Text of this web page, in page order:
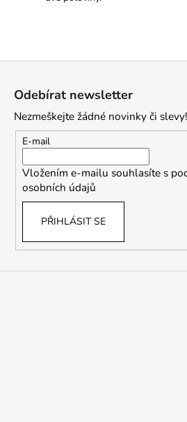
Odebírat newsletter
Nezmeškejte žádné novinky či slevy!
E-mail
Vložením e-mailu souhlasíte s
osobních údajů
PŘIHLÁSIT SE